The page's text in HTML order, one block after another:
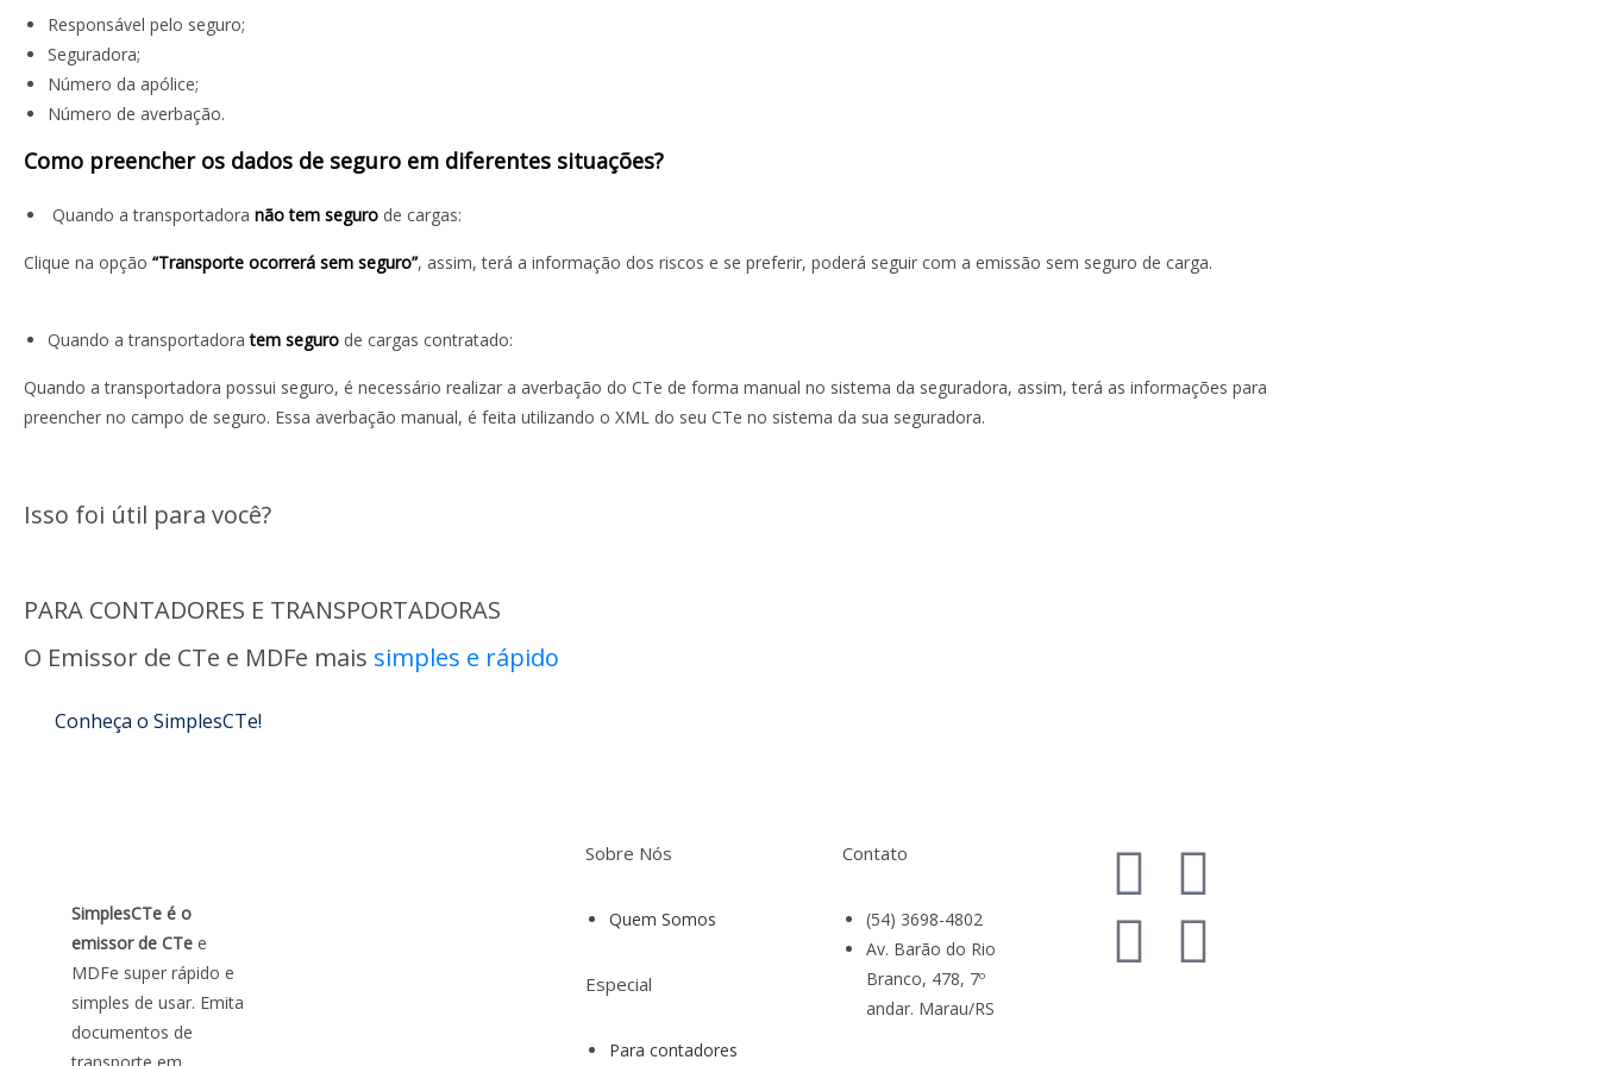
Responsável pelo seguro;
Seguradora;
Número da apólice;
Número de averbação.
Como preencher os dados de seguro em diferentes situações?
Quando a transportadora não tem seguro de cargas:
Clique na opção “Transporte ocorrerá sem seguro”, assim, terá a informação dos riscos e se preferir, poderá seguir com a emissão sem seguro de carga.
Quando a transportadoratem seguro de cargas contratado:
Quando a transportadora possui seguro, é necessário realizar a averbação do CTe de forma manual no sistema da seguradora, assim, terá as informações para
preencher no campo de seguro. Essa averbação manual, é feita utilizando o XML do seu CTe no sistema da sua seguradora.
Isso foi útil para você?
PARA CONTADORES E TRANSPORTADORAS
O Emissor de CTe e MDFe mais simples e rápido
Conheça o SimplesCTe!
SimplesCTe é o
emissor de CTe e
MDFe super rápido e
simples de usar. Emita
documentos de
Sobre Nós
Quem Somos
Especial
Para contadores
Contato
(54) 3698-4802
Av. Barão do Rio
Branco, 478, 7º
andar. Marau/RS